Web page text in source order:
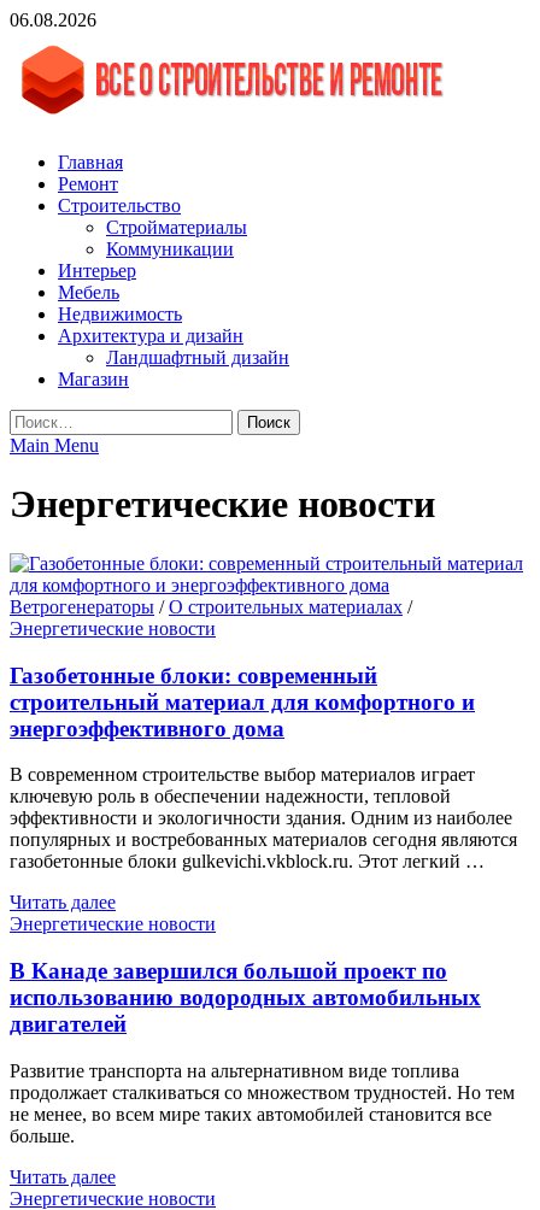
Skip
content
06.08.2026
vgasa.ru
Строительный журнал. Всё о строительстве и ремонтах
Главная
Ремонт
Строительство
Стройматериалы
Коммуникации
Интерьер
Мебель
Недвижимость
Архитектура и дизайн
Ландшафтный дизайн
Магазин
Найти:
Main Menu
Энергетические новости
Ветрогенераторы /О строительных материалах /
Энергетические новости
Газобетонные блоки: современный
строительный материал для комфортного и
энергоэффективного дома
В современном строительстве выбор материалов играет
ключевую роль в обеспечении надежности, тепловой
эффективности и экологичности здания. Одним из наиболее
популярных и востребованных материалов сегодня являются
газобетонные блоки gulkevichi.vkblock.ru. Этот легкий …
Читать далее
Энергетические новости
В Канаде завершился большой проект по
использованию водородных автомобильных
двигателей
Развитие транспорта на альтернативном виде топлива
продолжает сталкиваться со множеством трудностей. Но тем
не менее, во всем мире таких автомобилей становится все
больше.
Читать далее
Энергетические новости